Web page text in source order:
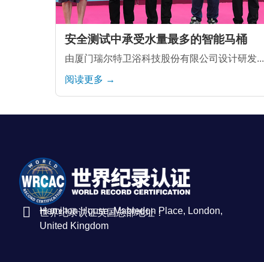
安全测试中承受水量最多的智能马桶
由厦门瑞尔特卫浴科技股份有限公司设计研发...
阅读更多 →
世界纪录认证英国总部地址：
Hamilton House, Mabledon Place, London,
United Kingdom